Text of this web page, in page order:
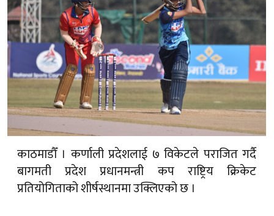
काठमाडौँ । कर्णाली प्रदेशलाई ७ विकेटले पराजित गर्दै
बागमती प्रदेश प्रधानमन्त्री कप राष्ट्रिय क्रिकेट
प्रतियोगिताको शीर्षस्थानमा उक्लिएको छ ।